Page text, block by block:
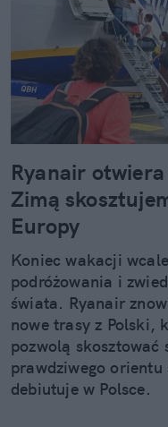
Ryanair
Zimą
Europy
Koniec wakacji
podróżowania i
świata. Ryanair
nowe trasy z Polski,
pozwolą skosztować
prawdziwego
debiutuje w Polsce.